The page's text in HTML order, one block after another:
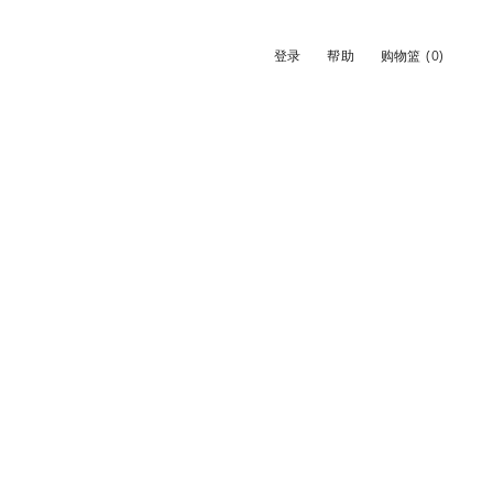
登录 帮助 购物篮 (0)